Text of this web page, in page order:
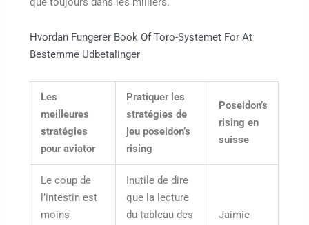
Hvordan Fungerer Book Of Toro-Systemet For At
Bestemme Udbetalinger
Les
meilleures
stratégies
pour aviator
Pratiquer les
stratégies de
jeu poseidon’s
rising
Poseidon’s
rising en
suisse
Le coup de
l’intestin est
moins
Inutile de dire
que la lecture
du tableau des
Jaimie